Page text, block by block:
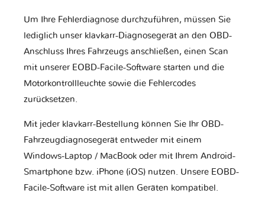
Um Ihre Fehlerdiagnose durchzuführen, müssen Sie
lediglich unser klavkarr-Diagnosegerät an den OBD-
Anschluss Ihres Fahrzeugs anschließen, einen Scan
mit unserer EOBD-Facile-Software starten und die
Motorkontrollleuchte sowie die Fehlercodes
zurücksetzen.
Mit jeder klavkarr-Bestellung können Sie Ihr OBD-
Fahrzeugdiagnosegerät entweder mit einem
Windows-Laptop / MacBook oder mit Ihrem Android-
Smartphone bzw. iPhone (iOS) nutzen. Unsere EOBD-
Facile-Software ist mit allen Geräten kompatibel.